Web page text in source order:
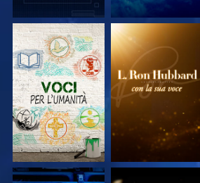
ESPLORA LE
SERIE
ESPLORA LE
SERIE